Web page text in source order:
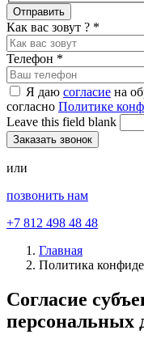
Как вас зовут ? *
Телефон *
Я даю согласие на
согласно Политике
Leave this field blank
или
позвонить нам
+7 812 498 48 48
Главная
Политика
Согласие
персональных